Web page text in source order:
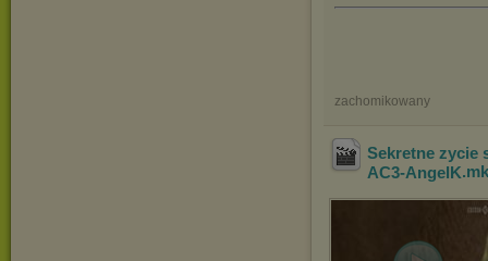
zachomikowany
Sekretne zycie
AC3-AngelK